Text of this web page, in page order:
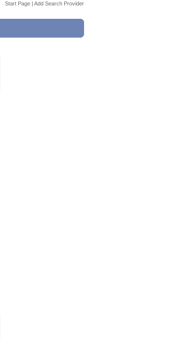
Start Page | Add Search Provider